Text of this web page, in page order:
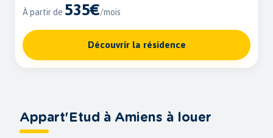
À partir de 535€/mois
Découvrir la résidence
Appart'Etud à Amiens à louer